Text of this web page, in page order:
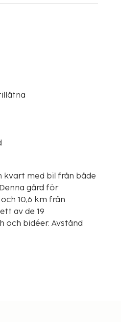
kvart med bil från både
10,6 km från
av de 19
och bidéer. Avstånd